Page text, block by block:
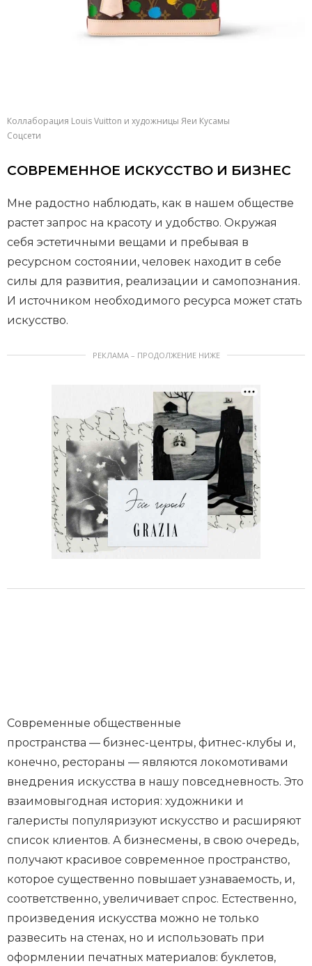
Коллаборация Louis Vuitton и художницы Яеи Кусамы
Соцсети
СОВРЕМЕННОЕ ИСКУССТВО И БИЗНЕС
Мне радостно наблюдать, как в нашем обществе
растет запрос на красоту и удобство. Окружая
себя эстетичными вещами и пребывая в
ресурсном состоянии, человек находит в себе
силы для развития, реализации и самопознания.
И источником необходимого ресурса может стать
искусство.
РЕКЛАМА – ПРОДОЛЖЕНИЕ НИЖЕ
Современные общественные
пространства — бизнес-центры, фитнес-клубы и,
конечно, рестораны — являются локомотивами
внедрения искусства в нашу повседневность. Это
взаимовыгодная история: художники и
галеристы популяризуют искусство и расширяют
список клиентов. А бизнесмены, в свою очередь,
получают красивое современное пространство,
которое существенно повышает узнаваемость, и,
соответственно, увеличивает спрос. Естественно,
произведения искусства можно не только
развесить на стенах, но и использовать при
оформлении печатных материалов: буклетов,